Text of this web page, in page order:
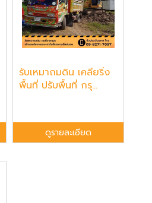
รับเหมาถมดิน เคลียริ่ง
พื้นที่ ปรับพื้นที่ กรุ...
ดูรายละเอียด